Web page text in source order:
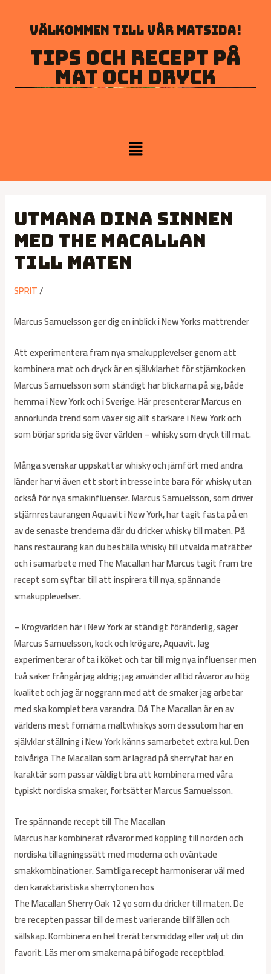
Välkommen till vår matsida!
Tips och recept på
mat och dryck
Utmana dina sinnen
med The Macallan
till maten
SPRIT/
Marcus Samuelsson ger dig en inblick i New Yorks mattrender
Att experimentera fram nya smakupplevelser genom att
kombinera mat och dryck är en självklarhet för stjärnkocken
Marcus Samuelsson som ständigt har blickarna på sig, både
hemma i New York och i Sverige. Här presenterar Marcus en
annorlunda trend som växer sig allt starkare i New York och
som börjar sprida sig över världen – whisky som dryck till mat.
Många svenskar uppskattar whisky och jämfört med andra
länder har vi även ett stort intresse inte bara för whisky utan
också för nya smakinfluenser. Marcus Samuelsson, som driver
stjärnrestaurangen Aquavit i New York, har tagit fasta på en
av de senaste trenderna där du dricker whisky till maten. På
hans restaurang kan du beställa whisky till utvalda maträtter
och i samarbete med The Macallan har Marcus tagit fram tre
recept som syftar till att inspirera till nya, spännande
smakupplevelser.
– Krogvärlden här i New York är ständigt föränderlig, säger
Marcus Samuelsson, kock och krögare, Aquavit. Jag
experimenterar ofta i köket och tar till mig nya influenser men
två saker frångår jag aldrig; jag använder alltid råvaror av hög
kvalitet och jag är noggrann med att de smaker jag arbetar
med ska komplettera varandra. Då The Macallan är en av
världens mest förnäma maltwhiskys som dessutom har en
självklar ställning i New York känns samarbetet extra kul. Den
tolvåriga The Macallan som är lagrad på sherryfat har en
karaktär som passar väldigt bra att kombinera med våra
typiskt nordiska smaker, fortsätter Marcus Samuelsson.
Tre spännande recept till The Macallan
Marcus har kombinerat råvaror med koppling till norden och
nordiska tillagningssätt med moderna och oväntade
smakkombinationer. Samtliga recept harmoniserar väl med
den karaktäristiska sherrytonen hos
The Macallan Sherry Oak 12 yo som du dricker till maten. De
tre recepten passar till de mest varierande tillfällen och
sällskap. Kombinera en hel trerättersmiddag eller välj ut din
favorit. Läs mer om smakerna på bifogade receptblad.